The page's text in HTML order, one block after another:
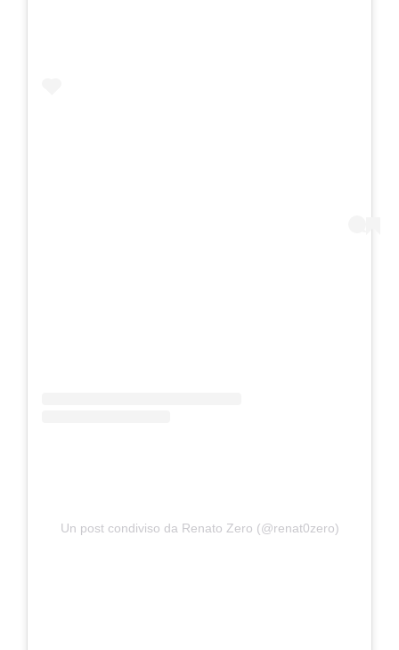
Un post condiviso da Renato Zero (@renat0zero)